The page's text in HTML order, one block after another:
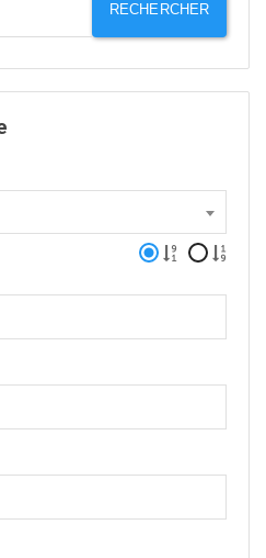
RECHERCHER